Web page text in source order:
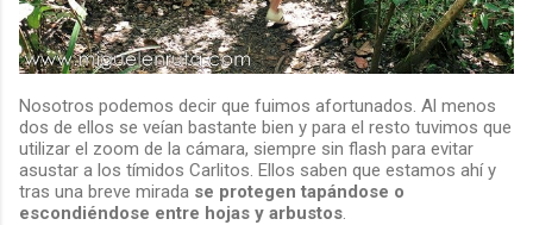
Nosotros podemos decir que fuimos afortunados. Al menos
dos de ellos se veían bastante bien y para el resto tuvimos que
utilizar el zoom de la cámara, siempre sin flash para evitar
asustar a los tímidos Carlitos. Ellos saben que estamos ahí y
tras una breve mirada se protegen tapándose o
escondiéndose entre hojas y arbustos.